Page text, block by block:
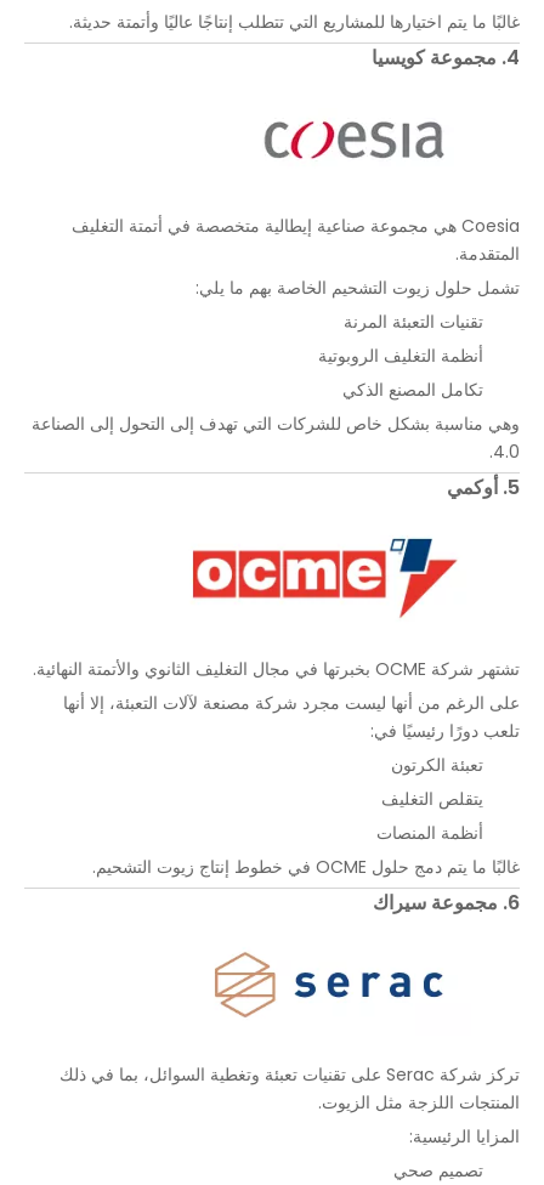
غالبًا ما يتم اختيارها للمشاريع التي تتطلب إنتاجًا عاليًا وأتمتة حديثة.
4. مجموعة كويسيا
Coesia هي مجموعة صناعية إيطالية متخصصة في أتمتة التغليف
المتقدمة.
تشمل حلول زيوت التشحيم الخاصة بهم ما يلي:
تقنيات التعبئة المرنة
أنظمة التغليف الروبوتية
تكامل المصنع الذكي
وهي مناسبة بشكل خاص للشركات التي تهدف إلى التحول إلى الصناعة
4.0.
5. أوكمي
تشتهر شركة OCME بخبرتها في مجال التغليف الثانوي والأتمتة النهائية.
على الرغم من أنها ليست مجرد شركة مصنعة لآلات التعبئة، إلا أنها
تلعب دورًا رئيسيًا في:
تعبئة الكرتون
يتقلص التغليف
أنظمة المنصات
غالبًا ما يتم دمج حلول OCME في خطوط إنتاج زيوت التشحيم.
6. مجموعة سيراك
تركز شركة Serac على تقنيات تعبئة وتغطية السوائل، بما في ذلك
المنتجات اللزجة مثل الزيوت.
المزايا الرئيسية:
تصميم صحي